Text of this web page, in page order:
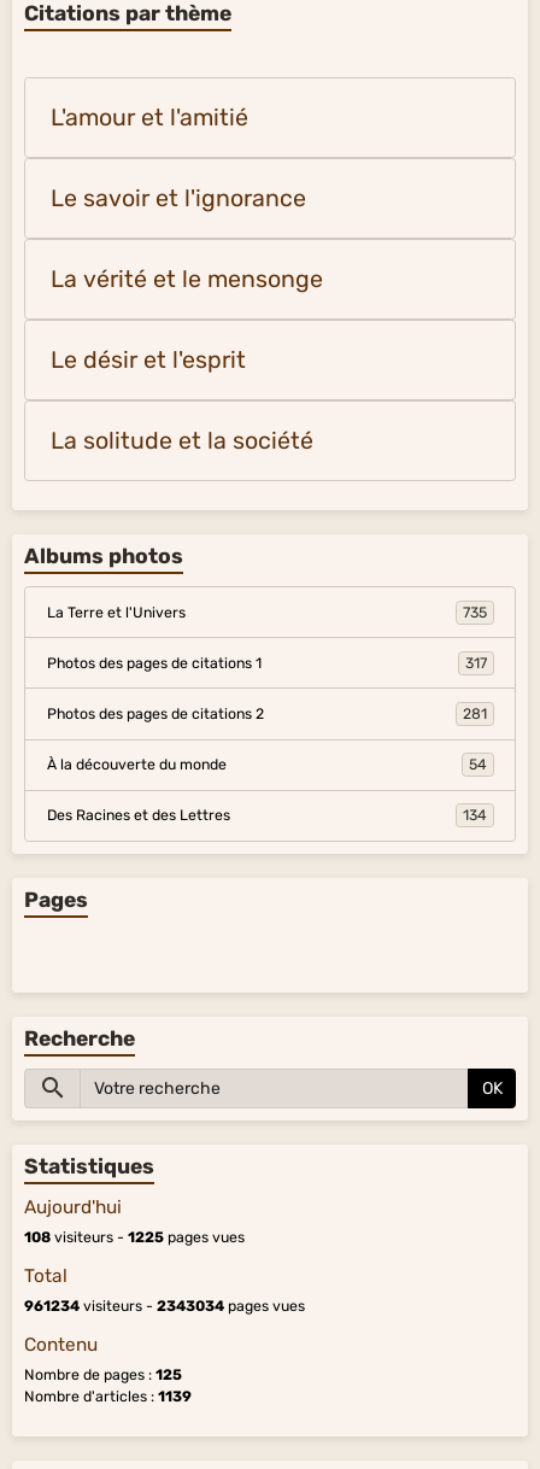
Citations par thème
L'amour et l'amitié
Le savoir et l'ignorance
La vérité et le mensonge
Le désir et l'esprit
La solitude et la société
Albums photos
La Terre et l'Univers 735
Photos des pages de citations 1 317
Photos des pages de citations 2 281
À la découverte du monde 54
Des Racines et des Lettres 134
Pages
Recherche
OK
Statistiques
Aujourd'hui
108 visiteurs - 1225 pages vues
Total
961234 visiteurs - 2343034 pages vues
Contenu
Nombre de pages : 125
Nombre d'articles : 1139